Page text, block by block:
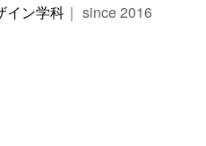
イン学科｜ since 2016